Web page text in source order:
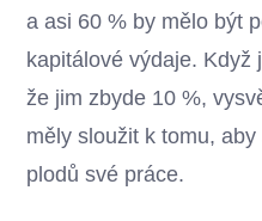
a asi 60 % by mělo být
kapitálové výdaje. Když
že jim zbyde 10 %,
měly sloužit k tomu,
plodů své práce.